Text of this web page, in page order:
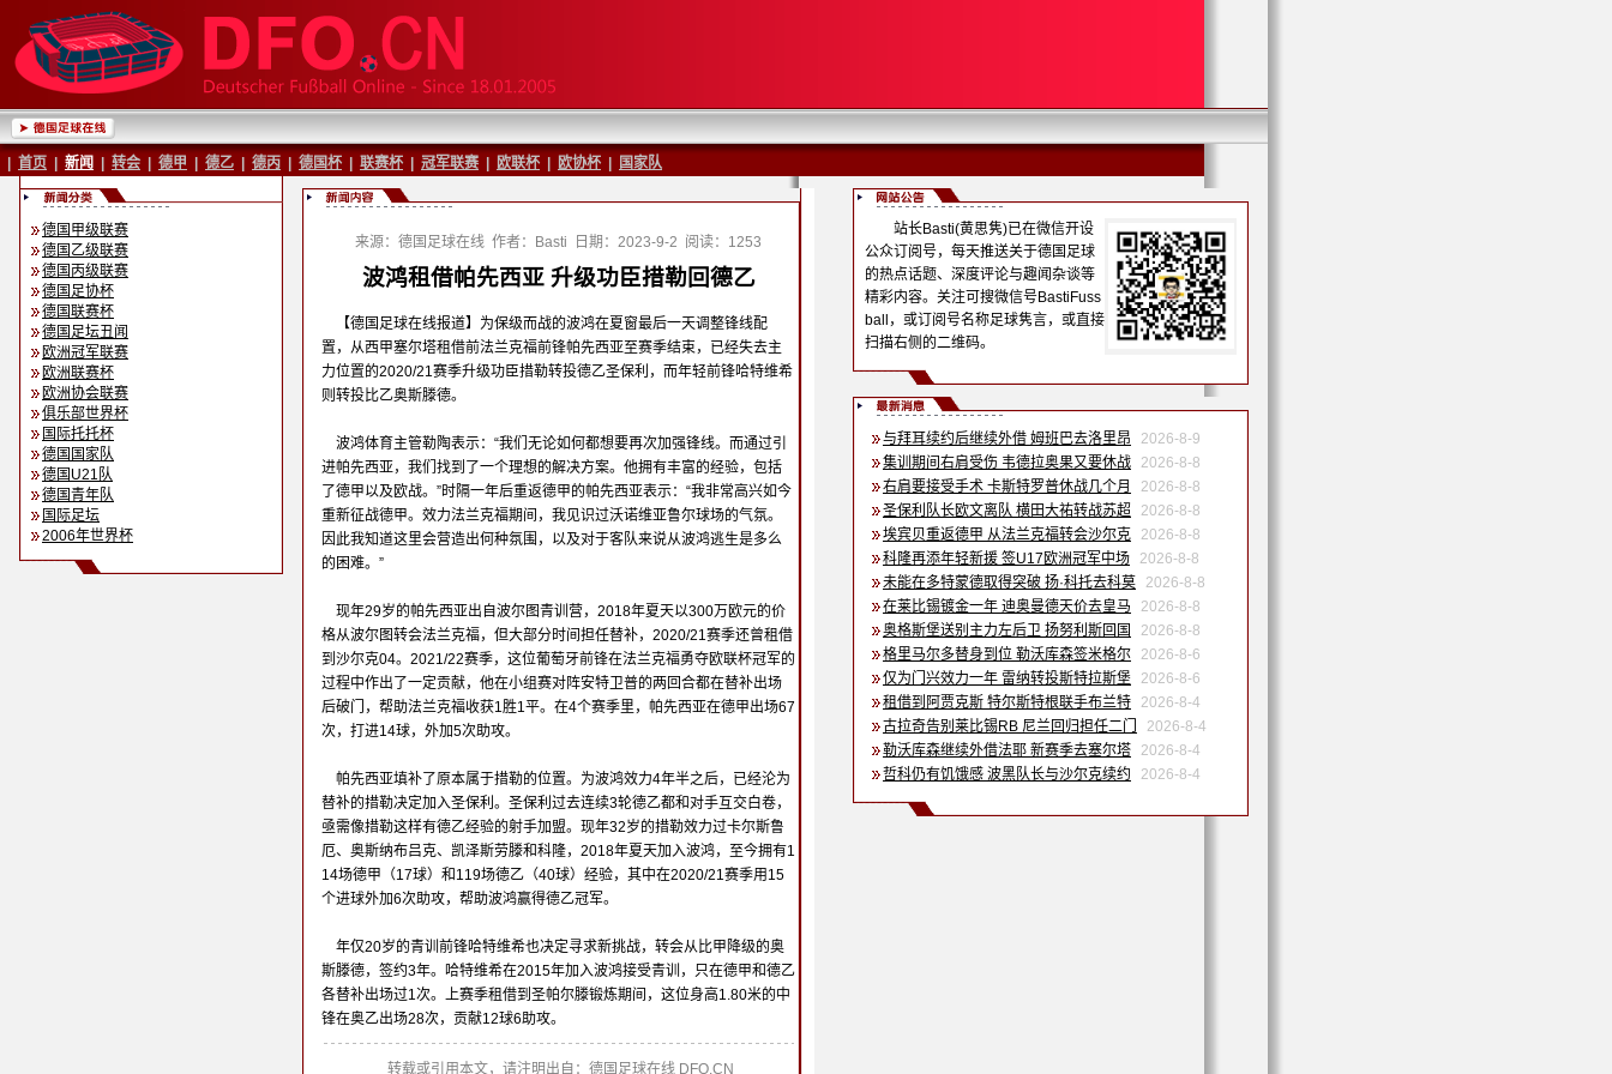
首页 新闻 转会 德甲 德乙 德丙 德国杯 联赛杯 冠军联赛 欧联杯 欧协杯 国家队
德国甲级联赛
德国乙级联赛
德国丙级联赛
德国足协杯
德国联赛杯
德国足坛丑闻
欧洲冠军联赛
欧洲联赛杯
欧洲协会联赛
俱乐部世界杯
国际托托杯
德国国家队
德国U21队
德国青年队
国际足坛
2006年世界杯
来源：德国足球在线 作者：Basti 日期：2023-9-2 阅读：1253
波鸿租借帕先西亚 升级功臣措勒回德乙
【德国足球在线报道】为保级而战的波鸿在夏窗最后一天调整锋线配
置，从西甲塞尔塔租借前法兰克福前锋帕先西亚至赛季结束，已经失去主
力位置的2020/21赛季升级功臣措勒转投德乙圣保利，而年轻前锋哈特维希
则转投比乙奥斯滕德。
波鸿体育主管勒陶表示：“我们无论如何都想要再次加强锋线。而通过引
进帕先西亚，我们找到了一个理想的解决方案。他拥有丰富的经验，包括
了德甲以及欧战。”时隔一年后重返德甲的帕先西亚表示：“我非常高兴如今
重新征战德甲。效力法兰克福期间，我见识过沃诺维亚鲁尔球场的气氛。
因此我知道这里会营造出何种氛围，以及对于客队来说从波鸿逃生是多么
的困难。”
现年29岁的帕先西亚出自波尔图青训营，2018年夏天以300万欧元的价
格从波尔图转会法兰克福，但大部分时间担任替补，2020/21赛季还曾租借
到沙尔克04。2021/22赛季，这位葡萄牙前锋在法兰克福勇夺欧联杯冠军的
过程中作出了一定贡献，他在小组赛对阵安特卫普的两回合都在替补出场
后破门，帮助法兰克福收获1胜1平。在4个赛季里，帕先西亚在德甲出场67
次，打进14球，外加5次助攻。
帕先西亚填补了原本属于措勒的位置。为波鸿效力4年半之后，已经沦为
替补的措勒决定加入圣保利。圣保利过去连续3轮德乙都和对手互交白卷，
亟需像措勒这样有德乙经验的射手加盟。现年32岁的措勒效力过卡尔斯鲁
厄、奥斯纳布吕克、凯泽斯劳滕和科隆，2018年夏天加入波鸿，至今拥有1
14场德甲（17球）和119场德乙（40球）经验，其中在2020/21赛季用15
个进球外加6次助攻，帮助波鸿赢得德乙冠军。
年仅20岁的青训前锋哈特维希也决定寻求新挑战，转会从比甲降级的奥
斯滕德，签约3年。哈特维希在2015年加入波鸿接受青训，只在德甲和德乙
各替补出场过1次。上赛季租借到圣帕尔滕锻炼期间，这位身高1.80米的中
锋在奥乙出场28次，贡献12球6助攻。
转载或引用本文，请注明出自：德国足球在线 DFO.CN
站长Basti(黄思隽)已在微信开设
公众订阅号，每天推送关于德国足球
的热点话题、深度评论与趣闻杂谈等
精彩内容。关注可搜微信号BastiFuss
ball，或订阅号名称足球隽言，或直接
扫描右侧的二维码。
与拜耳续约后继续外借 姆班巴去洛里昂
2026-8-9
集训期间右肩受伤 韦德拉奥果又要休战
2026-8-8
右肩要接受手术 卡斯特罗普休战几个月
2026-8-8
圣保利队长欧文离队 横田大祐转战苏超
2026-8-8
埃宾贝重返德甲 从法兰克福转会沙尔克
2026-8-8
科隆再添年轻新援 签U17欧洲冠军中场
2026-8-8
未能在多特蒙德取得突破 扬·科托去科莫
2026-8-8
在莱比锡镀金一年 迪奥曼德天价去皇马
2026-8-8
奥格斯堡送别主力左后卫 扬努利斯回国
2026-8-8
格里马尔多替身到位 勒沃库森签米格尔
2026-8-6
仅为门兴效力一年 雷纳转投斯特拉斯堡
2026-8-6
租借到阿贾克斯 特尔斯特根联手布兰特
2026-8-4
古拉奇告别莱比锡RB 尼兰回归担任二门
2026-8-4
勒沃库森继续外借法耶 新赛季去塞尔塔
2026-8-4
哲科仍有饥饿感 波黑队长与沙尔克续约
2026-8-4